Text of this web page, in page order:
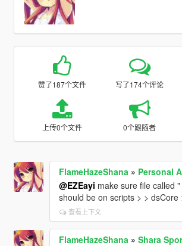
赞了187个文件 写了174个评论
上传0个文件 0个跟随者
FlameHazeShana » Personal
@EZEayi make sure file called
should be on scripts > > dsCore
查看上下文
FlameHazeShana » Shara